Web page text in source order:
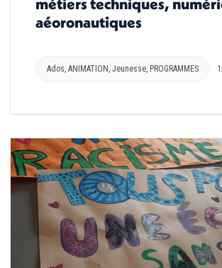
aéoronautiques
Ados, ANIMATION , Jeunesse, PROGRAMMES